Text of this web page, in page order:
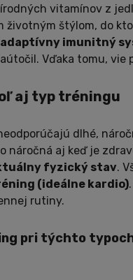
vitamínov z
štýlom, do
adaptívny imunitný
Vďaka tomu, vie
aj typ tréningu
dlhé,
náročná aj keď je
fyzický stav.
(ideálne kardio)
rutiny.
pri týchto